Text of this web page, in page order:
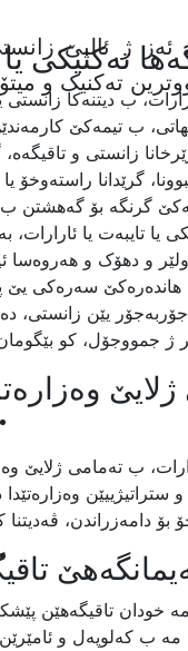
ئەز ژ ئالیێ
تەکنیک و
ب دیتنەکا
ب تیمەکێ
زانستی و
گرێدانا
گرنگە بۆ گەهشتن ب
یا تایبەت یا
و دهۆک و هەروەسا
هاندەرەکێ سەرەکی یێ
یێن زانستی،
ژ جمووجۆل، کو
ب تەمامی ژلایێ
وەزارەتێدا
دامەزراندن، ڤەدیتنا
خودان تاقیگەهێن
ب کەلوپەل و